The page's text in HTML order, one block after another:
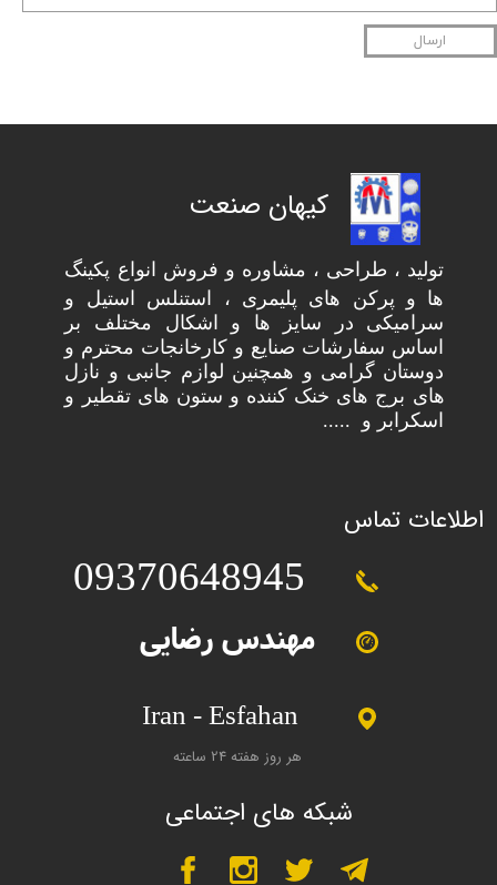
ارسال
کیهان صنعت
​تولید ، طراحی ، مشاوره و فروش انواع پکینگ
ها و پرکن های پلیمری ، استنلس استیل و
سرامیکی در سایز ها و اشکال مختلف بر
اساس سفارشات صنایع و کارخانجات محترم و
دوستان گرامی و همچنین لوازم جانبی و نازل
های برج های خنک کننده و ستون های تقطیر و
اسکرابر و .....
اطلاعات تماس
09370648945
Iran - Esfahan
هر روز هفته 24 ساعته
مهندس رضایی
شبکه های اجتماعی